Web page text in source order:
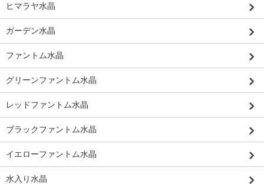
ヒマラヤ水晶
ガーデン水晶
ファントム水晶
グリーンファントム水晶
レッドファントム水晶
ブラックファントム水晶
イエローファントム水晶
水入り水晶